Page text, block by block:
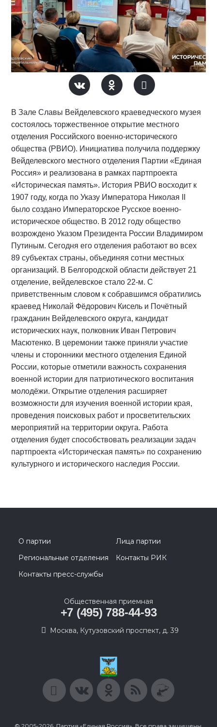
В Зале Славы Вейделевского краеведческого музея
состоялось торжественное открытие местного
отделения Российского военно-исторического
общества (РВИО). Инициатива получила поддержку
Вейделевского местного отделения Партии «Единая
Россия» и реализована в рамках партпроекта
«Историческая память». История РВИО восходит к
1907 году, когда по Указу Императора Николая II
было создано Императорское Русское военно-
историческое общество. В 2012 году общество
возрождено Указом Президента России Владимиром
Путиным. Сегодня его отделения работают во всех
89 субъектах страны, объединяя сотни местных
организаций. В Белгородской области действует 21
отделение, вейделевское стало 22-м. С
приветственным словом к собравшимся обратились
краевед Николай Фёдорович Кисель и Почётный
гражданин Вейделевского округа, кандидат
исторических наук, полковник Иван Петрович
Масютенко. В церемонии также приняли участие
члены и сторонники местного отделения Единой
России, которые отметили важность сохранения
военной истории для патриотического воспитания
молодёжи. Открытие отделения расширяет
возможности для изучения военной истории края,
проведения поисковых работ и просветительских
мероприятий на территории округа. Работа
отделения будет способствовать реализации задач
партпроекта «Историческая память» по сохранению
культурного и исторического наследия России.
О партии
Лица партии
Региональные отделения
Контакты РИК
Контакты пресс-службы
Общественная приемная
+7 (495) 788-44-93
Москва, Кутузовский проспект, д. 39